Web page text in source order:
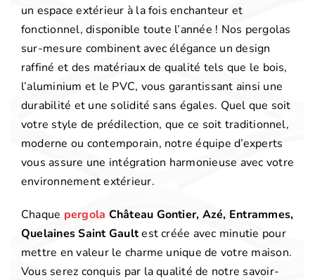
un espace extérieur à la fois enchanteur et
fonctionnel, disponible toute l’année ! Nos pergolas
sur-mesure combinent avec élégance un design
raffiné et des matériaux de qualité tels que le bois,
l’aluminium et le PVC, vous garantissant ainsi une
durabilité et une solidité sans égales. Quel que soit
votre style de prédilection, que ce soit traditionnel,
moderne ou contemporain, notre équipe d’experts
vous assure une intégration harmonieuse avec votre
environnement extérieur.
Chaque pergola Château Gontier, Azé, Entrammes,
Quelaines Saint Gaultest créée avec minutie pour
mettre en valeur le charme unique de votre maison.
Vous serez conquis par la qualité de notre savoir-